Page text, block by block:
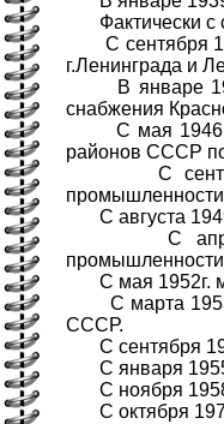
Фактически с
С сентября
г.Ленинграда и
В январе 1942
снабжения
С мая 1946г.
районов СССР
С сентября
С августа
С апреля
С мая 1952г.
С марта
СССР.
С сентября
С января
С ноября
С октября